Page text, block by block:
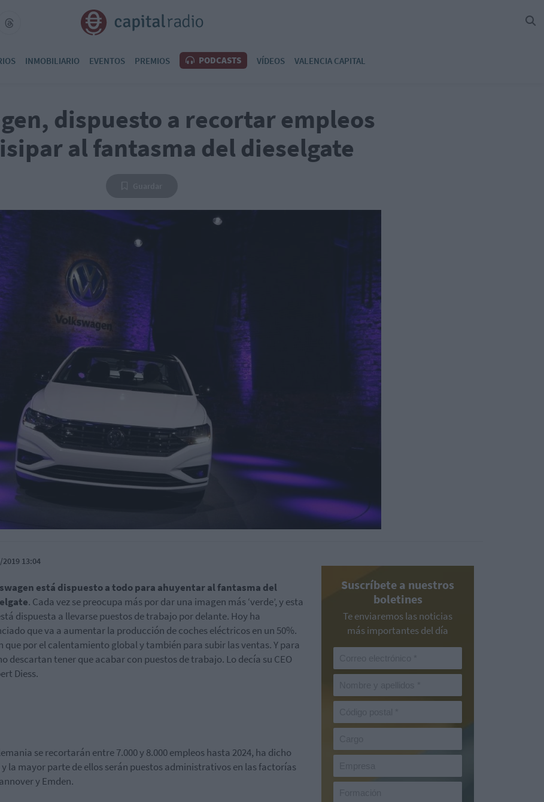
INMOBILIARIO EVENTOS PREMIOS PODCASTS VÍDEOS VALENCIA CAPITAL
dispuesto a recortar empleos
al fantasma del dieselgate
2019 13:04
está dispuesto a todo para ahuyentar al fantasma del
. Cada vez se preocupa más por dar una imagen más ‘verde’, y esta
dispuesta a llevarse puestos de trabajo por delante. Hoy ha
que va a aumentar la producción de coches eléctricos en un 50%.
que por el calentamiento global y también para subir las ventas. Y para
descartan tener que acabar con puestos de trabajo. Lo decía su CEO
Diess.
se recortarán entre 7.000 y 8.000 empleos hasta 2024, ha dicho
y la mayor parte de ellos serán puestos administrativos en las factorías
y Emden.
Suscríbete a nuestros
boletines
Te enviaremos las noticias
más importantes del día